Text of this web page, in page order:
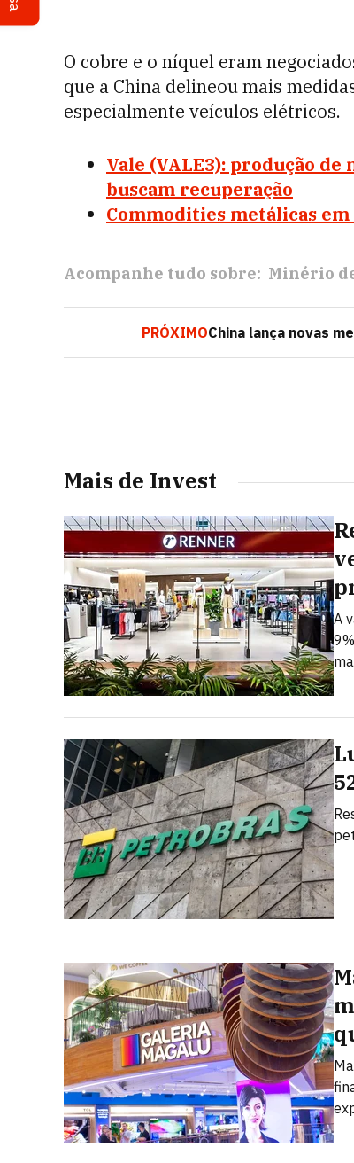
O cobre e o níquel eram
que a China delineoumais
especialmente veículos elétricos.
Vale (VALE3): produção
buscam recuperação
Commodities metálicas
Acompanhe tudo sobre: Minério
PRÓXIMOChina lança novas
Mais de Invest
A